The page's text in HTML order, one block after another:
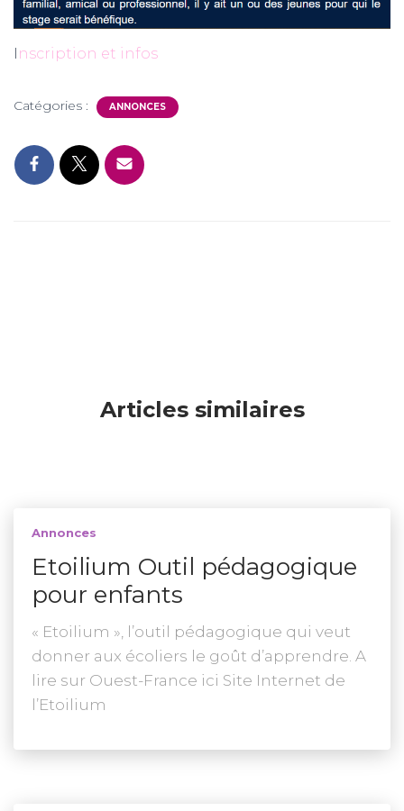
I nscription et infos
Catégories : ANNONCES
Articles similaires
Annonces
Etoilium Outil pédagogique
pour enfants
« Etoilium », l’outil pédagogique qui veut
donner aux écoliers le goût d’apprendre. A
lire sur Ouest-France ici Site Internet de
l’Etoilium